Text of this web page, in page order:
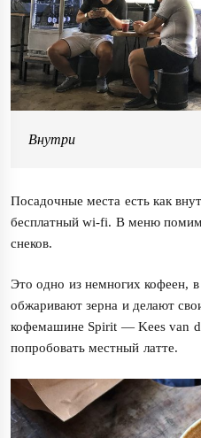
Внутри
Посадочные места есть как
бесплатный wi-fi. В меню
снеков.
Это одно из немногих кофеен,
обжаривают зерна и делают
кофемашине Spirit — Kees van
попробовать местный латте.